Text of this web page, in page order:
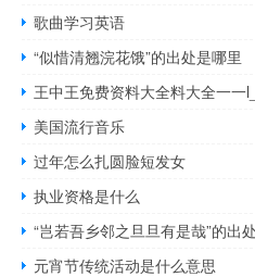
歌曲学习英语
“似惜清翘浣花饿”的出处是哪里
美国流行音乐
过年怎么扎圆脸短发女
执业资格是什么
“岂若吾乡邻之旦旦有是哉”的出
元宵节传统活动是什么意思